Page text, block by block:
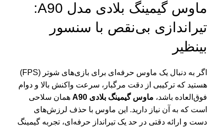
ماوس گیمینگ بلادی مدل A90:
تیراندازی بی‌نقص با سنسور
بینظیر
اگر به دنبال یک ماوس حرفه‌ای برای بازی‌های شوتر (FPS)
هستید که ترکیبی از دقت مرگبار، سرعت واکنش بالا و دوام
فوق‌العاده باشد، ماوس گیمینگ بلادی A90
همان سلاحی
است که به آن نیاز دارید. این ماوس با حذف لرزش‌های
دست و ارائه دقتی در حد یک تیرانداز حرفه‌ای، تجربه گیمینگ